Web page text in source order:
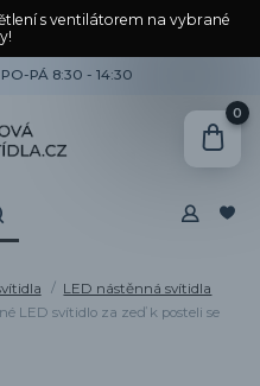
s ventilátorem na vybrané
PO-PÁ 8:30 - 14:30
0
LED nástěnná svítidla
LED svítidlo za zeď k posteli se